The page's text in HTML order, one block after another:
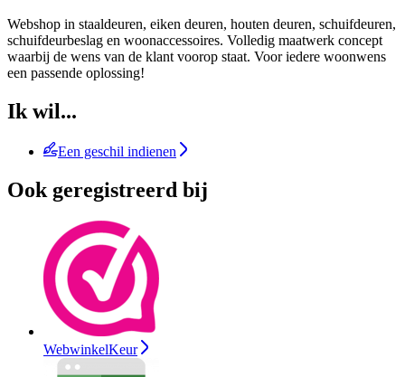
Webshop in staaldeuren, eiken deuren, houten deuren, schuifdeuren,
schuifdeurbeslag en woonaccessoires. Volledig maatwerk concept
waarbij de wens van de klant voorop staat. Voor iedere woonwens
een passende oplossing!
Ik wil...
Een geschil indienen
Ook geregistreerd bij
WebwinkelKeur